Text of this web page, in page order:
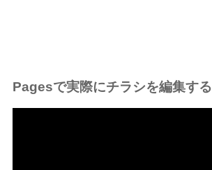
Pagesで実際にチラシを編集する